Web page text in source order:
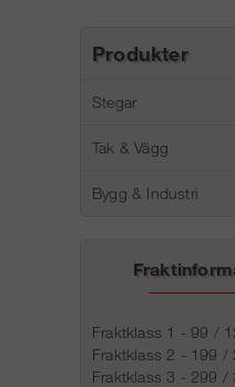
Produkter
Stegar
Tak & Vägg
Bygg & Industri
Fraktklass 1 - 99 /
Fraktklass 2 - 199 /
Fraktklass 3 - 299 /